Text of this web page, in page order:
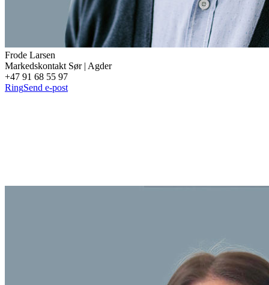
Frode Larsen
Markedskontakt Sør | Agder
+47 91 68 55 97
RingSend e-post